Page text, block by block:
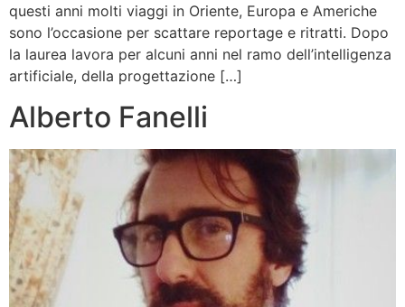
questi anni molti viaggi in Oriente, Europa e Americhe
sono l’occasione per scattare reportage e ritratti. Dopo
la laurea lavora per alcuni anni nel ramo dell’intelligenza
artificiale, della progettazione […]
Alberto Fanelli